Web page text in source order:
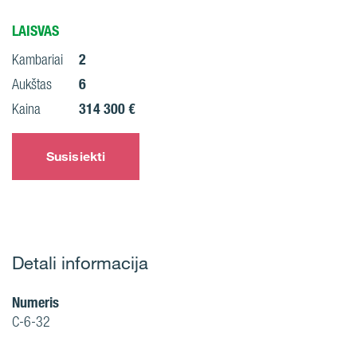
LAISVAS
Kambariai 2
Aukštas 6
Kaina 314 300 €
Susisiekti
Detali informacija
Numeris
C-6-32